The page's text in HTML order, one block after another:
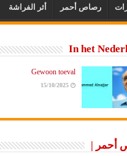
رصاص أحمر أثر الفراشة
In het
Gewoon toeval
15/10/2025
أحمر |